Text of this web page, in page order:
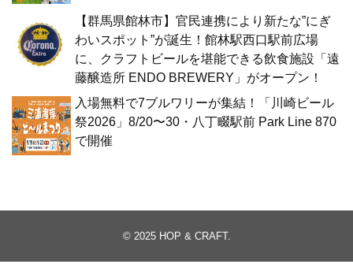
【群馬県館林市】官民連携により新たな”にぎ
わいスポット”が誕生！館林駅西口駅前広場
に、クラフトビールを堪能できる飲食施設「遠
藤醸造所 ENDO BREWERY」がオープン！
入場無料で7ブルワリーが集結！「川崎ビール
祭2026」8/20〜30・八丁畷駅前 Park Line 870
で開催
© 2025 HOP & CRAFT.